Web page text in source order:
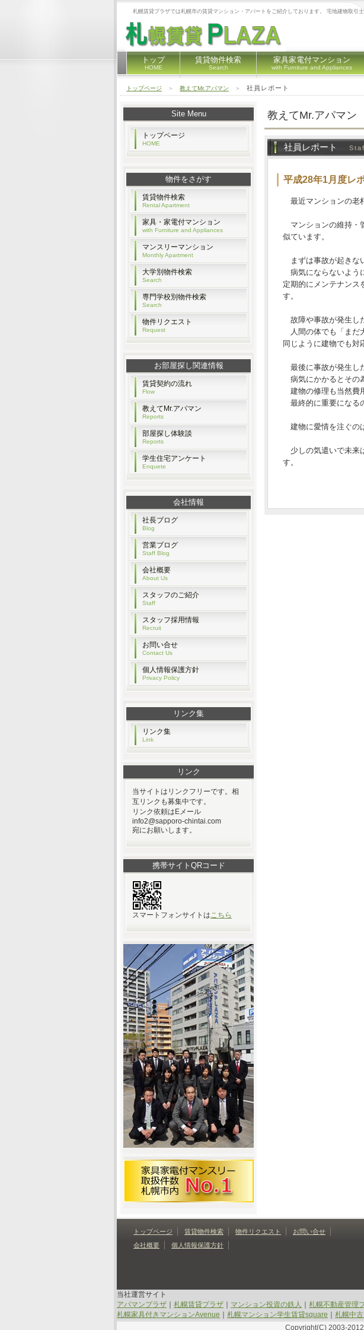
札幌賃貸プラザでは札幌市の賃貸マンション・アパートをご紹介しております。 宅地建物取引
トップ
HOME
賃貸物件検索
Search
家具家電付マンション
with Furniture and Appliances
トップページ ＞ 教えてMr.アパマン ＞ 社員レポート
教えてMr.アパマン
社員レポート
平成28年1月度レ
最近マンションの老
マンションの維持・
似ています。
まずは事故が起きな
病気にならないよう
定期的にメンテナンス
す。
故障や事故が発生し
人間の体でも「まだ
同じように建物でも対
最後に事故が発生し
病気にかかるとその
建物の修理も当然費
最終的に重要になる
建物に愛情を注ぐの
少しの気遣いで未来
す。
Site Menu
トップページ
HOME
物件をさがす
賃貸物件検索
Rental Apartment
家具・家電付マンション
with Furniture and Appliances
マンスリーマンション
Monthly Apartment
大学別物件検索
Search
専門学校別物件検索
Search
物件リクエスト
Request
お部屋探し関連情報
賃貸契約の流れ
Flow
教えてMr.アパマン
Reports
部屋探し体験談
Reports
学生住宅アンケート
Enquete
会社情報
社長ブログ
Blog
営業ブログ
Staff Blog
会社概要
About Us
スタッフのご紹介
Staff
スタッフ採用情報
Recruit
お問い合せ
Contact Us
個人情報保護方針
Privacy Policy
リンク集
リンク集
Link
リンク
当サイトはリンクフリーです。相
互リンクも募集中です。
リンク依頼はEメール
info2@sapporo-chintai.com
宛にお願いします。
携帯サイトQRコード
スマートフォンサイトはこちら
トップページ 賃貸物件検索 物件リクエスト
お問い合せ
会社概要
個人情報保護方針
当社運営サイト
アパマンプラザ
札幌賃貸プラザ マンション投資の鉄人 札幌不動産管理
札幌家具付きマンションAvenue
札幌マンション学生賃貸square 札幌中
Copyright(C) 2003-